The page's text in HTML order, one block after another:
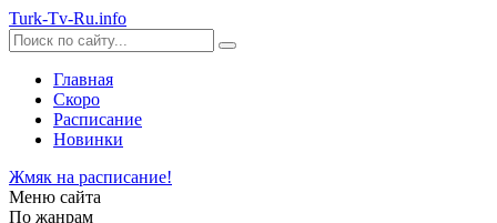
Turk-Tv-Ru.info
Главная
Скоро
Расписание
Новинки
Жмяк на расписание!
Меню сайта
По жанрам